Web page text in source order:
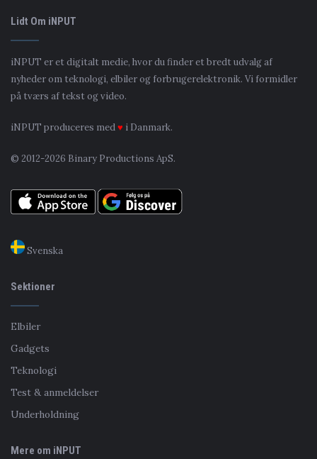
Lidt Om iNPUT
iNPUT er et digitalt medie, hvor du finder et bredt udvalg af
nyheder om teknologi, elbiler og forbrugerelektronik. Vi formidler
på tværs af tekst og video.
iNPUT produceres med♥ i Danmark.
© 2012-2026 Binary Productions ApS.
Svenska
Sektioner
Elbiler
Gadgets
Teknologi
Test & anmeldelser
Underholdning
Mere om iNPUT